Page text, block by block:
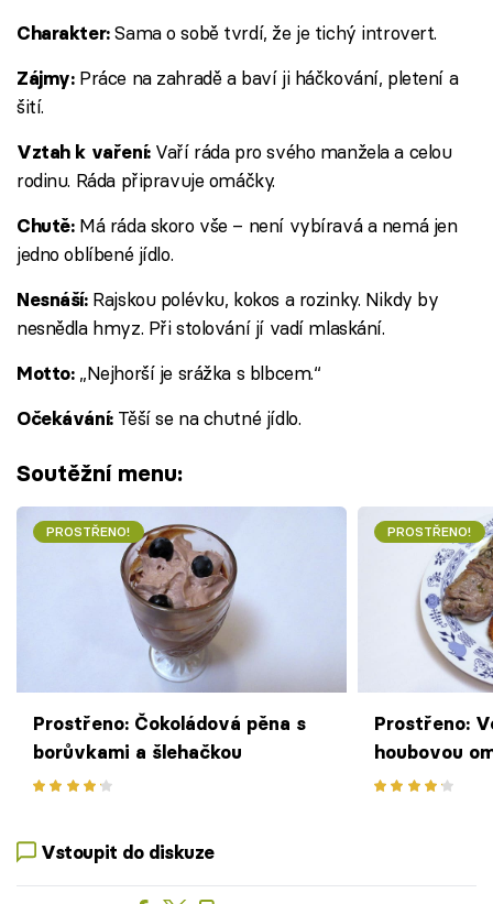
Charakter:Sama o sobě tvrdí, že je tichý introvert.
Zájmy: Práce na zahradě a baví ji háčkování, pletení a
šití.
Vztah k vaření: Vaří ráda pro svého manžela a celou
rodinu. Ráda připravuje omáčky.
Chutě: Má ráda skoro vše – není vybíravá a nemá jen
jedno oblíbené jídlo.
Nesnáší: Rajskou polévku, kokos a rozinky. Nikdy by
nesnědla hmyz. Při stolování jí vadí mlaskání.
Motto: „Nejhorší je srážka s blbcem.“
Očekávání: Těší se na chutné jídlo.
Soutěžní menu:
PROSTŘENO!
Prostřeno: Čokoládová pěna s
borůvkami a šlehačkou
PROSTŘENO!
Prostřeno:
houbovou
Vstoupit do diskuze